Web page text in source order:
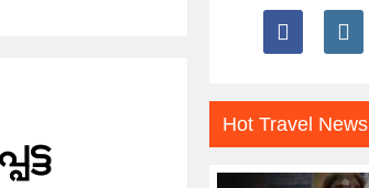
Hot Travel News